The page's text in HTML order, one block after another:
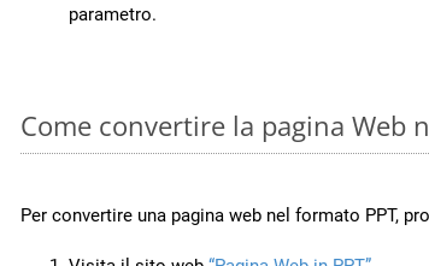
parametro.
Come convertire la pagina Web
Per convertire una pagina web nel formato PPT,